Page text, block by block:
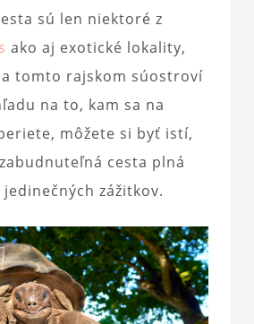
sú len niektoré z
ako aj exotické lokality,
tomto rajskom súostroví
na to, kam sa na
môžete si byť istí,
cesta plná
zážitkov.